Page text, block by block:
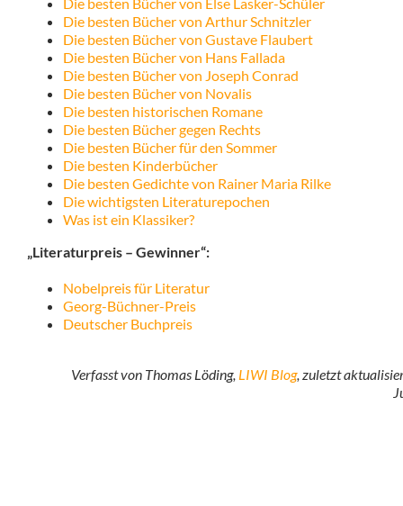
Die besten Bücher von Arthur Schnitzler
Die besten Bücher von Gustave Flaubert
Die besten Bücher von Hans Fallada
Die besten Bücher von Joseph Conrad
Die besten Bücher von Novalis
Die besten historischen Romane
Die besten Bücher gegen Rechts
Die besten Bücher für den Sommer
Die besten Kinderbücher
Die besten Gedichte von Rainer Maria Rilke
Die wichtigsten Literaturepochen
Was ist ein Klassiker?
„Literaturpreis – Gewinner“:
Nobelpreis für Literatur
Georg-Büchner-Preis
Deutscher Buchpreis
Verfasst von Thomas Löding, LIWI Blog, zuletzt